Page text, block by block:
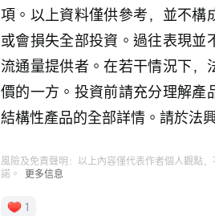
項。以上資料僅供參考，並不構
或會損失全部投資。過往表現
流通量提供者。在若干情況下
價的一方。投資前請充分理解產
結構性產品的全部詳情。請於法
風險及免責聲明：以上內容僅代表作者個人觀點
諾。
更多信息
1